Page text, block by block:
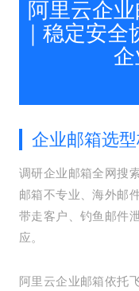
阿里云企
｜稳定安
企业邮箱选
调研企业邮箱全网搜
邮箱不专业、海外邮
带走客户、钓鱼邮件
应。
阿里云企业邮箱依托